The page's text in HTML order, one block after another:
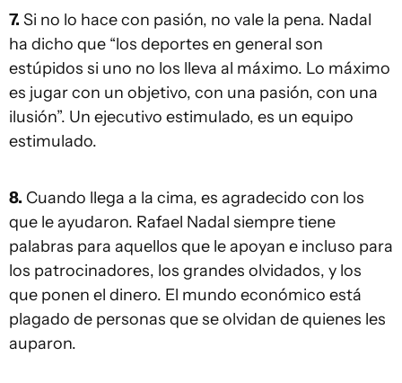
7. Si no lo hace con pasión, no vale la pena. Nadal
ha dicho que “los deportes en general son
estúpidos si uno no los lleva al máximo. Lo máximo
es jugar con un objetivo, con una pasión, con una
ilusión”. Un ejecutivo estimulado, es un equipo
estimulado.
8. Cuando llega a la cima, es agradecido con los
que le ayudaron. Rafael Nadal siempre tiene
palabras para aquellos que le apoyan e incluso para
los patrocinadores, los grandes olvidados, y los
que ponen el dinero. El mundo económico está
plagado de personas que se olvidan de quienes les
auparon.